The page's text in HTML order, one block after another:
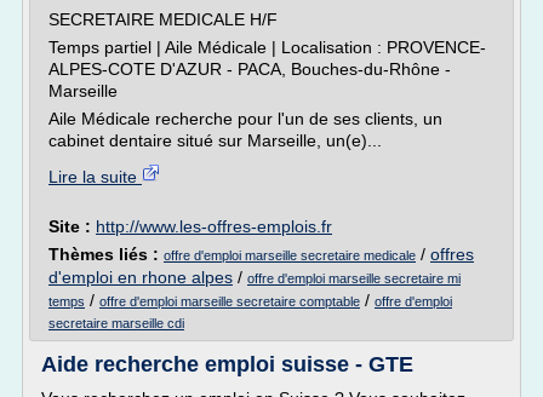
SECRETAIRE MEDICALE H/F
Temps partiel | Aile Médicale | Localisation : PROVENCE-
ALPES-COTE D'AZUR - PACA, Bouches-du-Rhône -
Marseille
Aile Médicale recherche pour l'un de ses clients, un
cabinet dentaire situé sur Marseille, un(e)...
Lire la suite
Site : http://www.les-offres-emplois.fr
Thèmes liés : offre d'emploi marseille secretaire medicale / offres
d'emploi en rhone alpes / offre d'emploi marseille secretaire mi
temps / offre d'emploi marseille secretaire comptable / offre d'emploi
secretaire marseille cdi
Aide recherche emploi suisse - GTE